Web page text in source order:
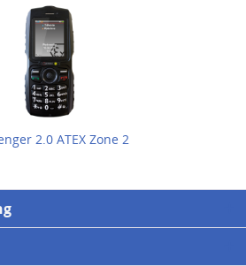
2.0 ATEX Zone 2